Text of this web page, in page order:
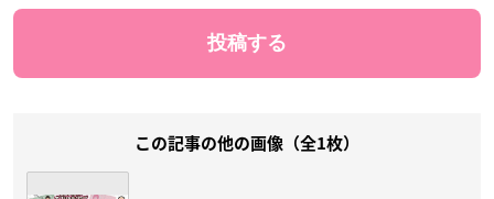
この記事の他の画像（全1枚）